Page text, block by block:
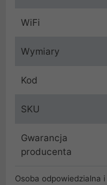
WiFi
Wymiary
Kod
SKU
Gwarancja
producenta
Osoba odpowiedzialna